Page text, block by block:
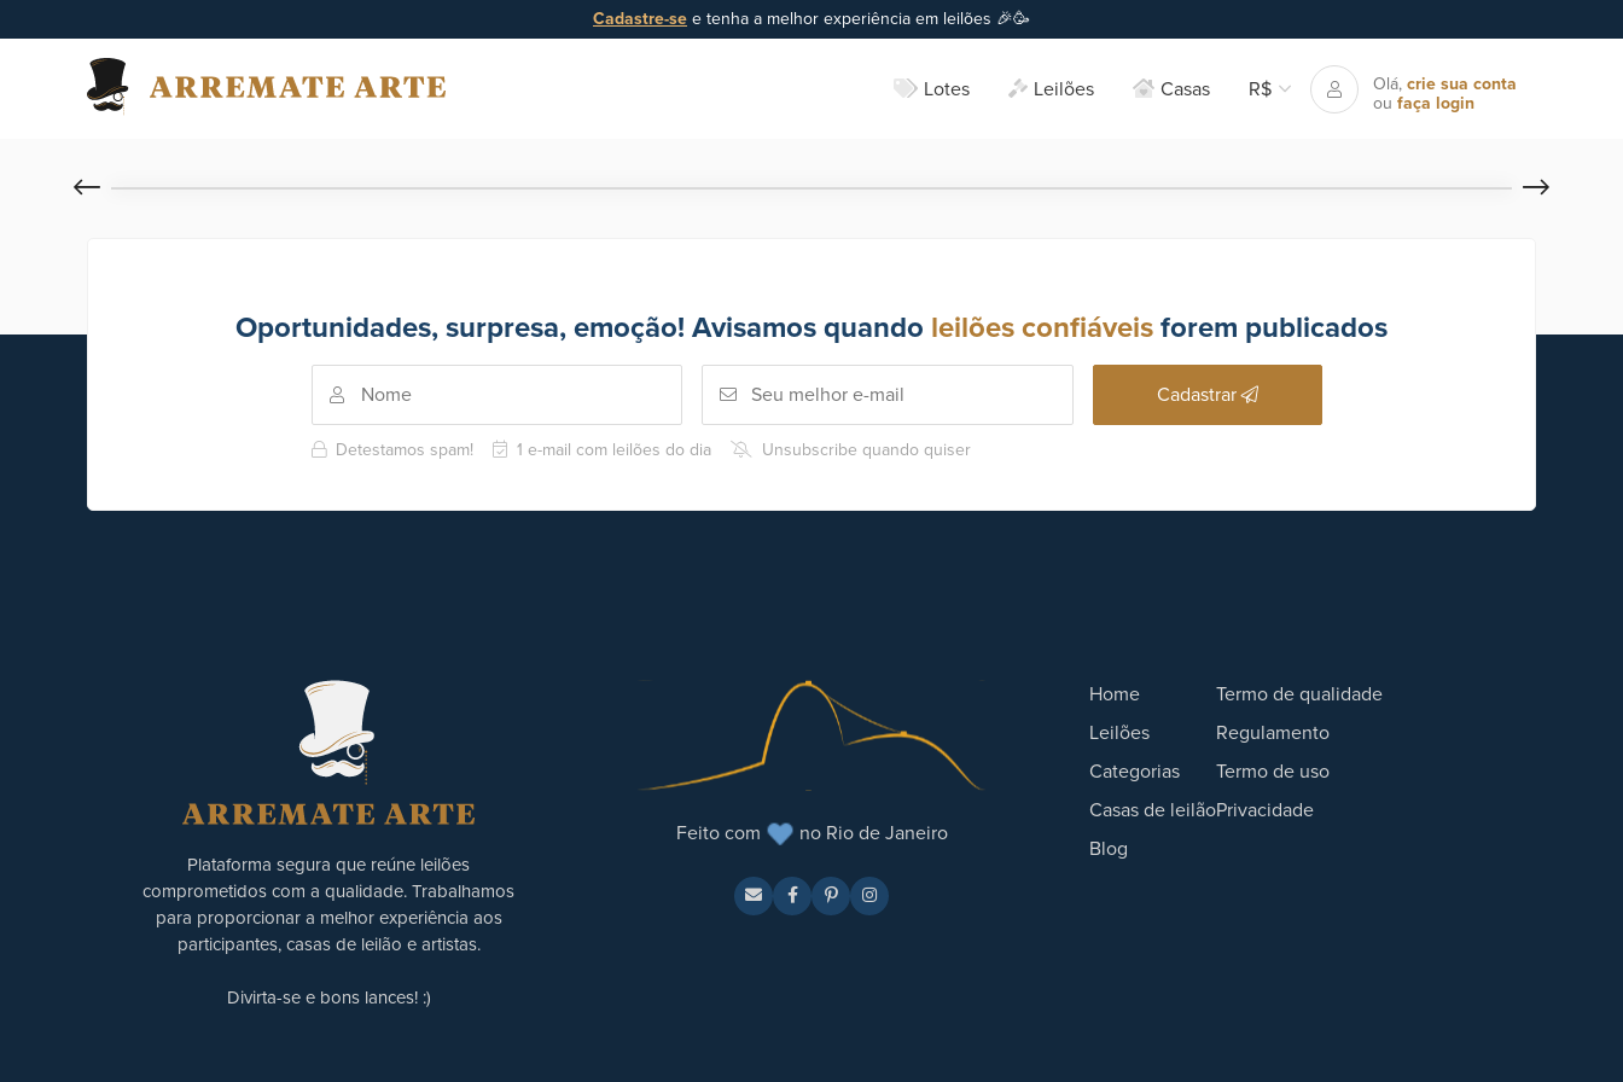
Cadastre-se e tenha a melhor experiência em leilões 🎉🥳
Lotes Leilões Casas R$ Olá, crie sua conta
ou faça login
Oportunidades, surpresa, emoção! Avisamos quando leilões confiáveis forem publicados
Cadastrar
Detestamos spam! 1 e-mail com leilões do dia Unsubscribe quando quiser
Plataforma segura que reúne leilões
comprometidos com a qualidade. Trabalhamos
para proporcionar a melhor experiência aos
participantes, casas de leilão e artistas.
Divirta-se e bons lances! :)
Feito com no Rio de Janeiro
Home
Leilões
Categorias
Casas de leilão
Blog
Termo de qualidade
Regulamento
Termo de uso
Privacidade